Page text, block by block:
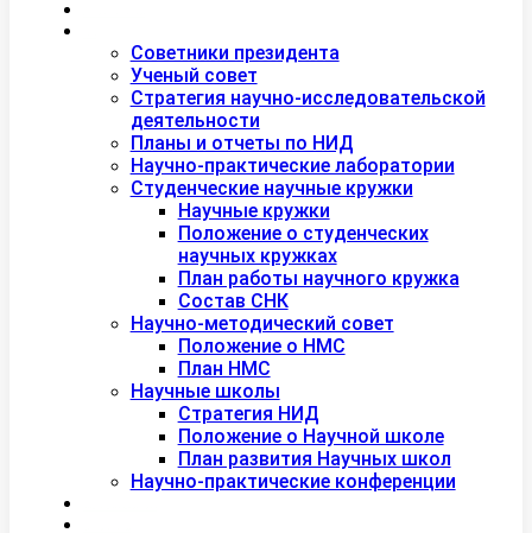
Советники президента
Ученый совет
Стратегия научно-исследовательской
деятельности
Планы и отчеты по НИД
Научно-практические лаборатории
Студенческие научные кружки
Научные кружки
Положение о студенческих
научных кружках
План работы научного кружка
Состав СНК
Научно-методический совет
Положение о НМС
План НМС
Научные школы
Стратегия НИД
Положение о Научной школе
План развития Научных школ
Научно-практические конференции